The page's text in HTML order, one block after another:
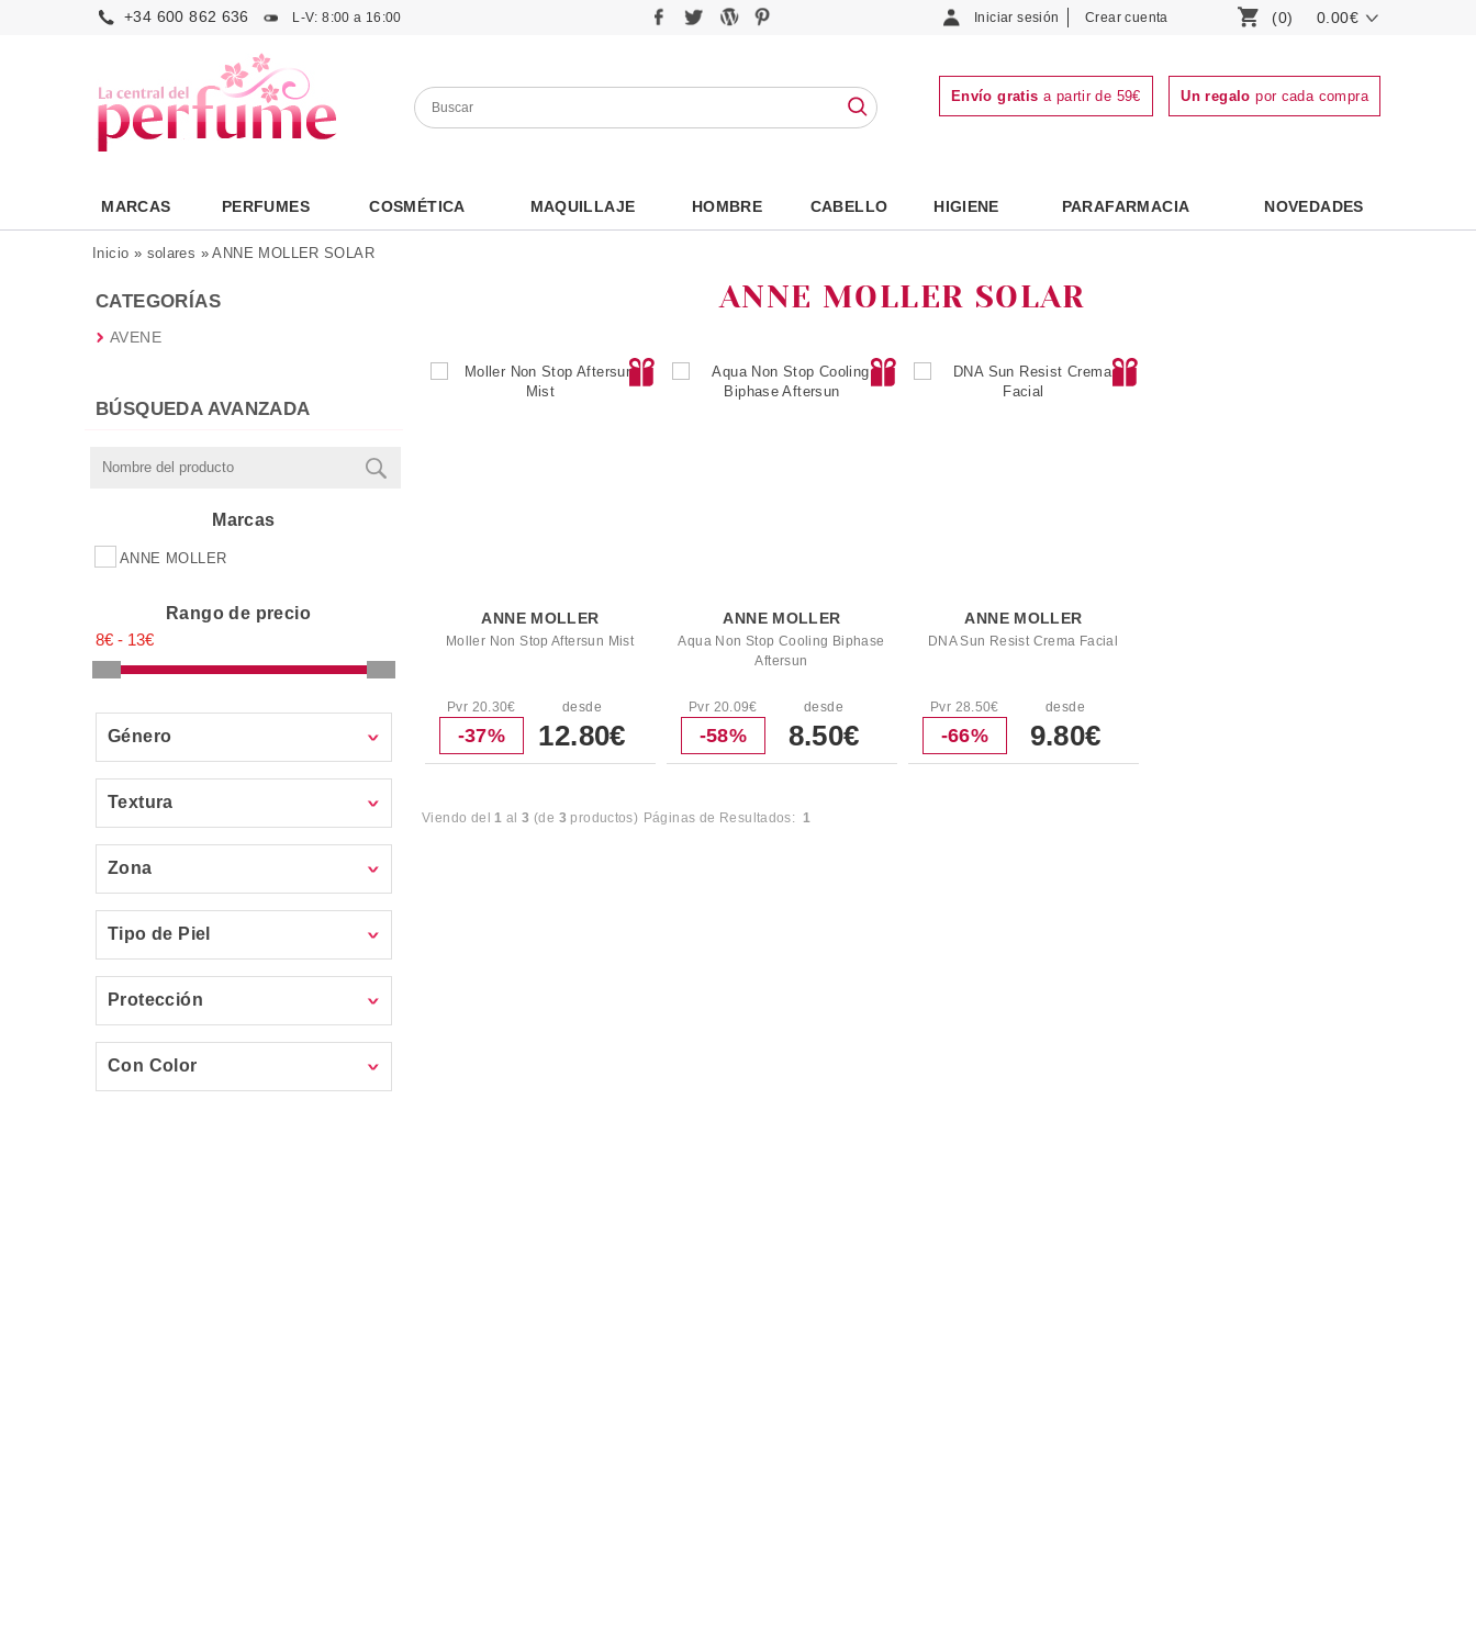
+34 600 862 636 L-V: 8:00 a 16:00 Iniciar sesión Crear cuenta (0) 0.00€
Envío gratis a partir de 59€ Un regalo por cada compra
MARCAS PERFUMES COSMÉTICA MAQUILLAJE HOMBRE CABELLO HIGIENE PARAFARMACIA NOVEDADES
Inicio » solares »ANNE MOLLER SOLAR
CATEGORÍAS
AVENE
BÚSQUEDA AVANZADA
Marcas
ANNE MOLLER
Rango de precio
Género
Textura
Zona
Tipo de Piel
Protección
Con Color
ANNE MOLLER SOLAR
ANNE MOLLER
Moller Non Stop Aftersun Mist
Pvr 20.30€
-37%
desde
12.80€
ANNE MOLLER
Aqua Non Stop Cooling Biphase
Aftersun
Pvr 20.09€
-58%
desde
8.50€
ANNE MOLLER
DNA Sun Resist Crema Facial
Pvr 28.50€
-66%
desde
9.80€
Viendo del1 al3 (de 3 productos) Páginas de Resultados:1